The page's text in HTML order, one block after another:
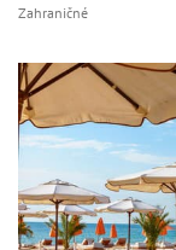
Zahraničné